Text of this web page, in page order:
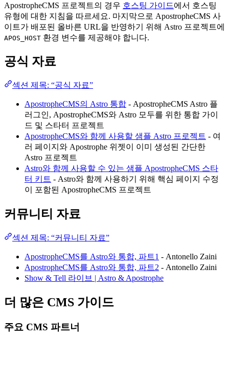
ApostropheCMS 프로젝트의 경우 호스팅 가이드에서 호스팅
유형에 대한 지침을 따르세요. 마지막으로 ApostropheCMS 사
이트가 배포된 올바른 URL을 반영하기 위해 Astro 프로젝트에
APOS_HOST 환경 변수를 제공해야 합니다.
공식 자료
섹션 제목: “공식 자료”
ApostropheCMS의 Astro 통합 - ApostropheCMS Astro 플
러그인, ApostropheCMS와 Astro 모두를 위한 통합 가이
드 및 스타터 프로젝트
ApostropheCMS와 함께 사용할 샘플 Astro 프로젝트 - 여
러 페이지와 Apostrophe 위젯이 이미 생성된 간단한
Astro 프로젝트
Astro와 함께 사용할 수 있는 샘플 ApostropheCMS 스타
터 키트 - Astro와 함께 사용하기 위해 핵심 페이지 수정
이 포함된 ApostropheCMS 프로젝트
커뮤니티 자료
섹션 제목: “커뮤니티 자료”
ApostropheCMS를 Astro와 통합, 파트1 - Antonello Zaini
ApostropheCMS를 Astro와 통합, 파트2 - Antonello Zaini
Show & Tell 라이브 | Astro & Apostrophe
더 많은 CMS 가이드
주요 CMS 파트너